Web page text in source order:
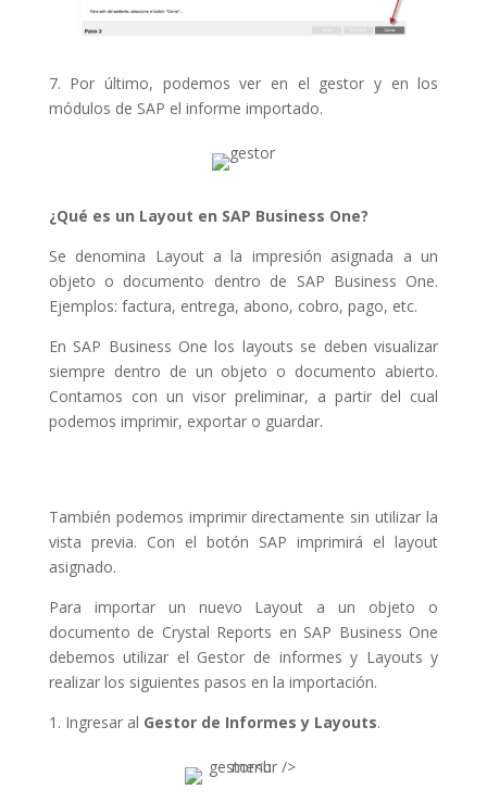
7. Por último, podemos ver en el gestor y en los
módulos de SAP el informe importado.
¿Qué es un Layout en SAP Business One?
Se denomina Layout a la impresión asignada a un
objeto o documento dentro de SAP Business One.
Ejemplos: factura, entrega, abono, cobro, pago, etc.
En SAP Business One los layouts se deben visualizar
siempre dentro de un objeto o documento abierto.
Contamos con un visor preliminar, a partir del cual
podemos imprimir, exportar o guardar.
También podemos imprimir directamente sin utilizar la
vista previa. Con el botón SAP imprimirá el layout
asignado.
Para importar un nuevo Layout a un objeto o
documento de Crystal Reports en SAP Business One
debemos utilizar el Gestor de informes y Layouts y
realizar los siguientes pasos en la importación.
1. Ingresar al Gestor de Informes y Layouts.